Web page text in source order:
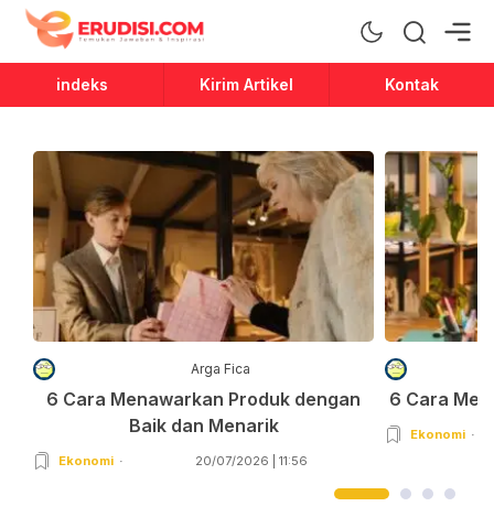
Erudisi
Temukan Jawaban dan Inspirasi
indeks Kirim Artikel Kontak
Arga Fica
6 Cara Menawarkan Produk dengan
Baik dan Menarik
Ekonomi 20/07/2026 | 11:56
6 Cara
Ekonomi